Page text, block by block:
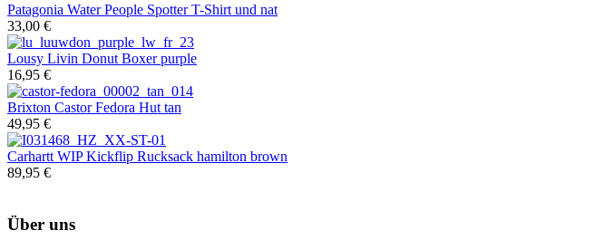
Patagonia Water People Spotter T-Shirt und nat
33,00 €
Lousy Livin Donut Boxer purple
16,95 €
Brixton Castor Fedora Hut tan
49,95 €
Carhartt WIPKickflip Rucksack hamilton brown
89,95 €
Über uns